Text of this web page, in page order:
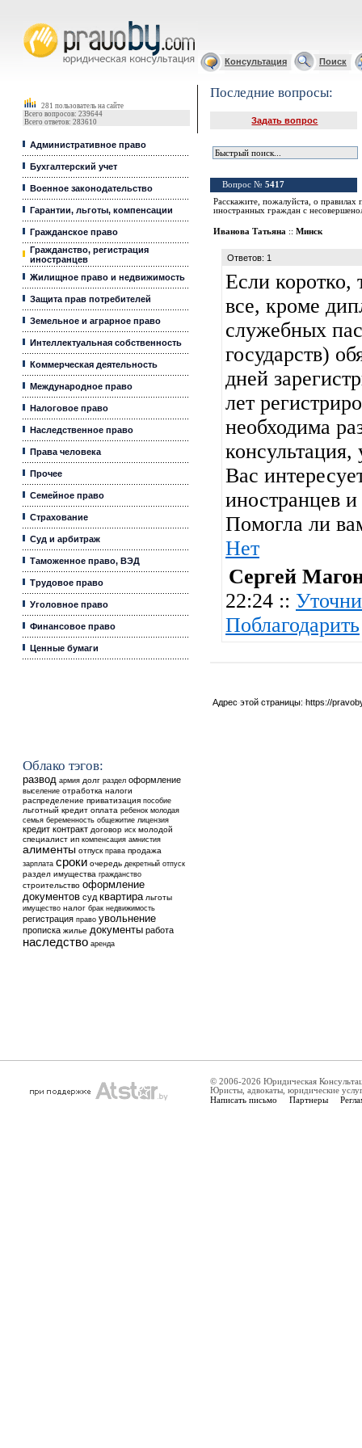
Консультация Поиск
281 пользователь на сайте
Всего вопросов: 239644
Всего ответов: 283610
Административное право
Бухгалтерский учет
Военное законодательство
Гарантии, льготы, компенсации
Гражданское право
Гражданство, регистрация
иностранцев
Жилищное право и недвижимость
Защита прав потребителей
Земельное и аграрное право
Интеллектуальная собственность
Коммерческая деятельность
Международное право
Налоговое право
Наследственное право
Права человека
Прочее
Семейное право
Страхование
Суд и арбитраж
Таможенное право, ВЭД
Трудовое право
Уголовное право
Финансовое право
Ценные бумаги
Облако тэгов:
развод армия долг раздел оформление
выселение отработка налоги
распределение приватизация пособие
льготный кредит оплата ребенок молодая
семья беременность общежитие лицензия
кредит контракт договор иск молодой
специалист ип компенсация амнистия
алименты отпуск права продажа
зарплата сроки очередь декретный отпуск
раздел имущества гражданство
строительство оформление
документов суд квартира льготы
имущество налог брак недвижимость
регистрация право увольнение
прописка жилье документы работа
наследство аренда
Последние вопросы:
Задать вопрос
Вопрос № 5417
Расскажите, пожалуйста, о правилах
иностранных граждан с
Иванова Татьяна :: Минск
Ответов: 1
Если коротко,
все, кроме
служебных
государств)
дней
лет
необходима
Вас
иностранцев
Помогла ли
Нет
Сергей
22:24 ::
Поблагодарить
Адрес этой страницы: https://
© 2006-2026 Юридическая
Юристы, адвокаты, юридические
Написать письмо Партнеры